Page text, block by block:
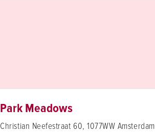
Park Meadows
Christian Neefestraat 60, 1077WW Amsterdam